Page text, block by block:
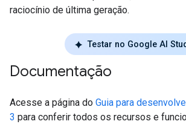
raciocínio de última geração.
Testar no Google AI
Documentação
Acesse a página do Guia para
3 para conferir todos os recursos e